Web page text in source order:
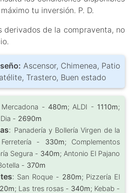
tu inversión. P. D.
derivados de la compraventa, no
Ascensor, Chimenea, Patio
Trastero, Buen estado
Mercadona -480m; ALDI - 1110m;
- 2690m
: Panadería y Bollería Virgen de la
- 330m; Complementos
Segura - 340m; Antonio El Pajano
- 370m
: San Roque - 280m; Pizzería El
; Las tres rosas - 340m; Kebab -